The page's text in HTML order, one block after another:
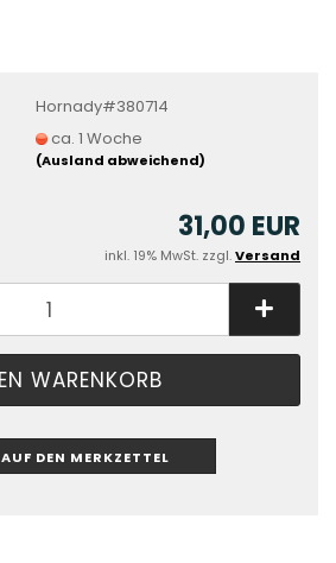
Hornady#380714
ca. 1 Woche
(Ausland abweichend)
31,00 EUR
inkl. 19% MwSt. zzgl.Versand
AUF DEN MERKZETTEL